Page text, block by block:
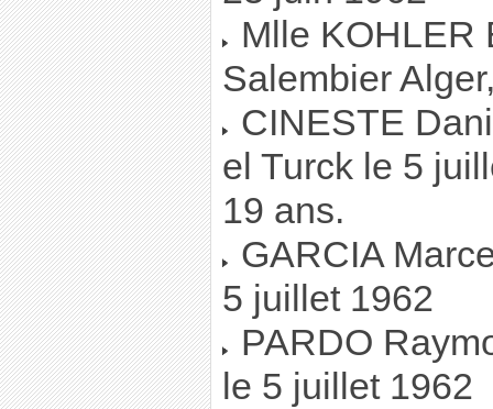
Mlle KOHLER
Salembier
CINESTE
el Turck le 5
19 ans.
GARCIA
5 juillet 1962
PARDO
le 5 juillet 1962